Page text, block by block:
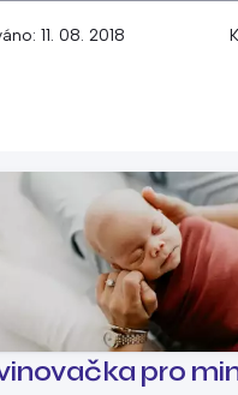
11. 08. 2018
pro